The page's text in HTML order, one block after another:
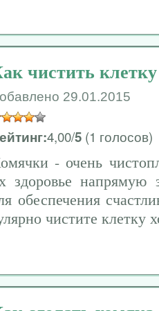
чистить
29.01.2015
4,00/5 (1 голосов)
- очень
здоровье напрямую
обеспечения
чистите клетку